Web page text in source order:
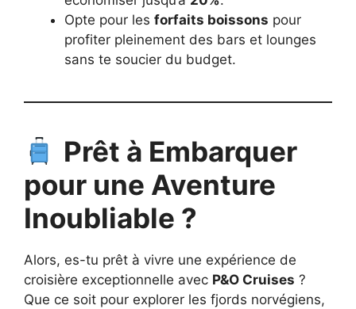
Opte pour les forfaits boissons pour
profiter pleinement des bars et lounges
sans te soucier du budget.
Prêt à Embarquer
pour une Aventure
Inoubliable ?
Alors, es-tu prêt à vivre une expérience de
croisière exceptionnelle avec P&O Cruises ?
Que ce soit pour explorer les fjords norvégiens,